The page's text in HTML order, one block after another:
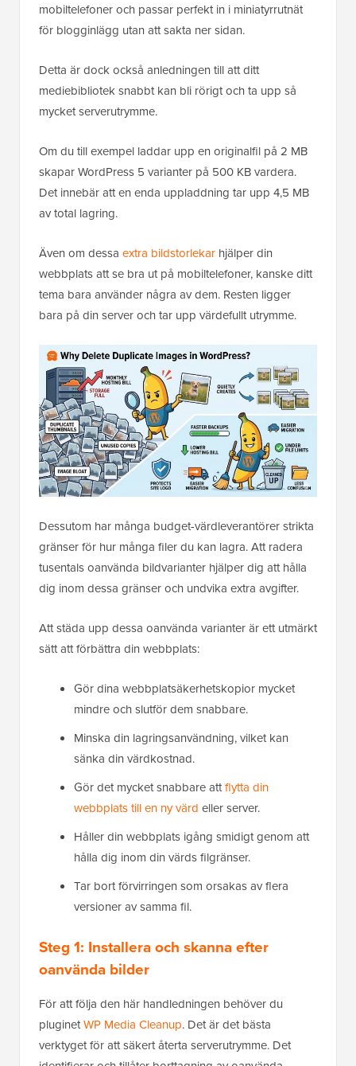
mobiltelefoner och passar perfekt in i miniatyrrutnät
för blogginlägg utan att sakta ner sidan.
Detta är dock också anledningen till att ditt
mediebibliotek snabbt kan bli rörigt och ta upp så
mycket serverutrymme.
Om du till exempel laddar upp en originalfil på 2 MB
skapar WordPress 5 varianter på 500 KB vardera.
Det innebär att en enda uppladdning tar upp 4,5 MB
av total lagring.
Även om dessa extra bildstorlekar hjälper din
webbplats att se bra ut på mobiltelefoner, kanske ditt
tema bara använder några av dem. Resten ligger
bara på din server och tar upp värdefullt utrymme.
Dessutom har många budget-värdleverantörer strikta
gränser för hur många filer du kan lagra. Att radera
tusentals oanvända bildvarianter hjälper dig att hålla
dig inom dessa gränser och undvika extra avgifter.
Att städa upp dessa oanvända varianter är ett utmärkt
sätt att förbättra din webbplats:
Gör dina webbplatsäkerhetskopior mycket
mindre och slutför dem snabbare.
Minska din lagringsanvändning, vilket kan
sänka din värdkostnad.
Gör det mycket snabbare attflytta din
webbplats till en ny värd eller server.
Håller din webbplats igång smidigt genom att
hålla dig inom din värds filgränser.
Tar bort förvirringen som orsakas av flera
versioner av samma fil.
Steg 1: Installera och skanna efter
oanvända bilder
För att följa den här handledningen behöver du
pluginetWP Media Cleanup. Det är det bästa
verktyget för att säkert återta serverutrymme. Det